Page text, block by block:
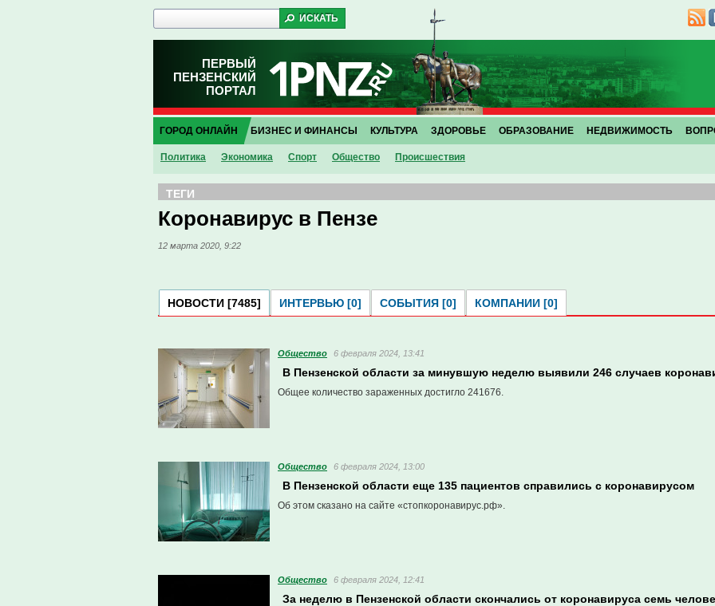
ПЕРВЫЙ
ПЕНЗЕНСКИЙ
ПОРТАЛ
ГОРОД ОНЛАЙН
Политика Экономика Спорт Общество Проиcшествия
БИЗНЕС И ФИНАНСЫ КУЛЬТУРА ЗДОРОВЬЕ ОБРАЗОВАНИЕ НЕДВИЖИМОСТЬ
ТЕГИ
Коронавирус в Пензе
12 марта 2020, 9:22
НОВОСТИ [7485] ИНТЕРВЬЮ [0] СОБЫТИЯ [0] КОМПАНИИ [0]
Общество 6 февраля 2024, 13:41
В Пензенской области за минувшую неделю выявили 246 случаев
Общее количество зараженных достигло 241676.
Общество 6 февраля 2024, 13:00
В Пензенской области еще 135 пациентов справились с коронавирусом
Об этом сказано на сайте «стопкоронавирус.рф».
Общество 6 февраля 2024, 12:41
За неделю в Пензенской области скончались от коронавируса семь